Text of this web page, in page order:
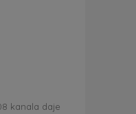
kanala daje